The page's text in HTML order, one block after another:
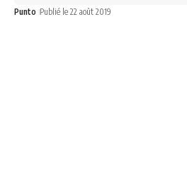
Punto Publié le 22 août 2019